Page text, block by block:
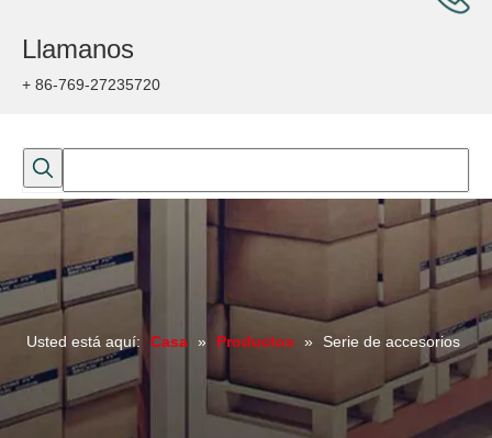
Llamanos
+ 86-769-27235720
Usted está aquí: Casa » Productos » Serie de accesorios